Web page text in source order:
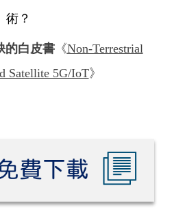
術？
的白皮書《Non-Terrestrial
Satellite 5G/IoT》